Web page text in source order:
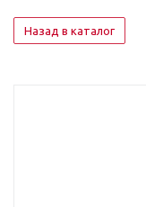
Назад в каталог